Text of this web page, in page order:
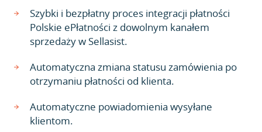
Szybki i bezpłatny proces integracji płatności
Polskie ePłatności z dowolnym kanałem
sprzedaży w Sellasist.
Automatyczna zmiana statusu zamówienia po
otrzymaniu płatności od klienta.
Automatyczne powiadomienia wysyłane
klientom.